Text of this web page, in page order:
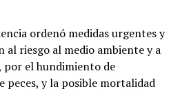
ordenó medidas urgentes y
riesgo al medio ambiente y a
por el hundimiento de
peces, y la posible mortalidad